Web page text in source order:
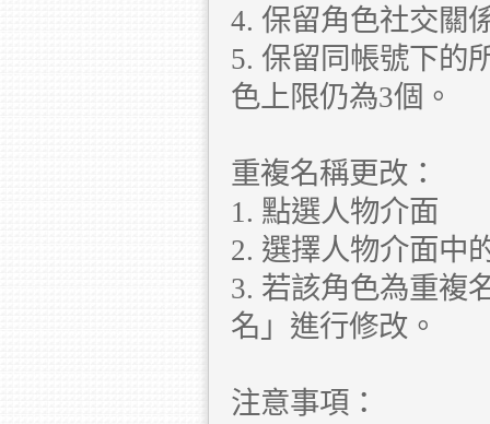
4. 保留角色社交
5. 保留同帳號下的
色上限仍為3個。
重複名稱更改：
1. 點選人物介面
2. 選擇人物介面中
3. 若該角色為重複
名」進行修改。
注意事項：